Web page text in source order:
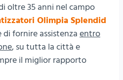
oltre 35 anni nel campo
Olimpia Splendid
fornire assistenza entro
, su tutta la città e
il miglior rapporto